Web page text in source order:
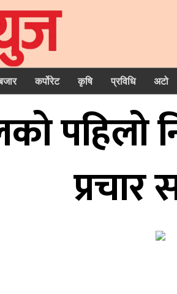
कर्पोरेट कृषि प्रविधि अटो
पहिलाे
प्रचार